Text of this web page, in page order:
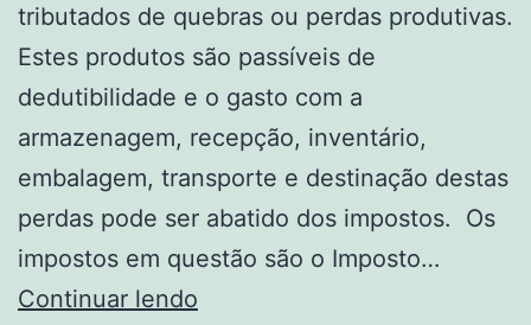
tributados de quebras ou perdas produtivas.
Estes produtos são passíveis de
dedutibilidade e o gasto com a
armazenagem, recepção, inventário,
embalagem, transporte e destinação destas
perdas pode ser abatido dos impostos. Os
impostos em questão são o Imposto…
Continuar lendo